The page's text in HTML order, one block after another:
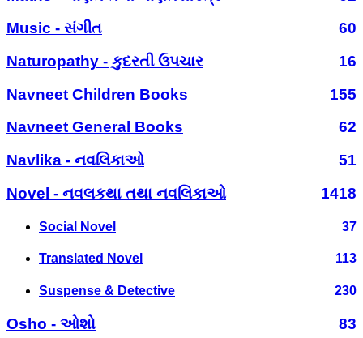
Music - સંગીત
60
Naturopathy - કુદરતી ઉપચાર
16
Navneet Children Books
155
Navneet General Books
62
Navlika - નવલિકાઓ
51
Novel - નવલકથા તથા નવલિકાઓ
1418
Social Novel 37
Translated Novel 113
Suspense & Detective 230
Osho - ઓશો
83